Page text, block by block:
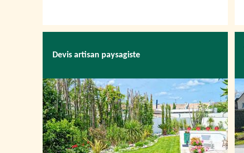
Devis artisan paysagiste